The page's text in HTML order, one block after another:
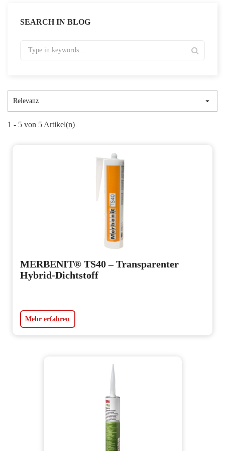
SEARCH IN BLOG
Relevanz 
1 - 5 von 5 Artikel(n)
MERBENIT® TS40 – Transparenter
Hybrid-Dichtstoff
Mehr erfahren